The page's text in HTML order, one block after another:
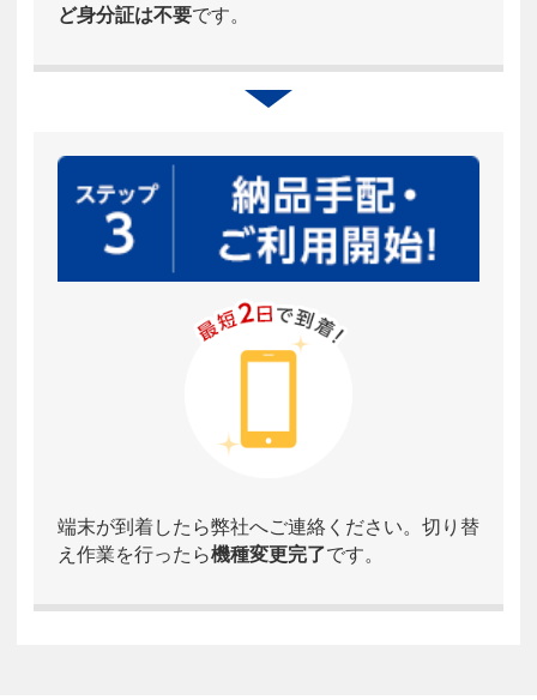
ど身分証は不要です。
端末が到着したら弊社へご連絡ください。切り替
え作業を行ったら機種変更完了です。